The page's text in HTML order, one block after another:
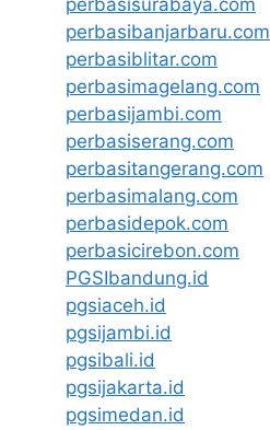
perbasisurabaya.com
perbasibanjarbaru.com
perbasiblitar.com
perbasimagelang.com
perbasijambi.com
perbasiserang.com
perbasitangerang.com
perbasimalang.com
perbasidepok.com
perbasicirebon.com
PGSIbandung.id
pgsiaceh.id
pgsijambi.id
pgsibali.id
pgsijakarta.id
pgsimedan.id